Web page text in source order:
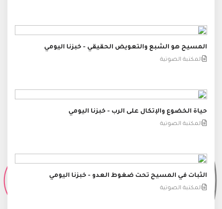
المسيح هو الشبع والتعويض الحقيقي - خبزنا اليومي
المكتبة الصوتية
حياة الخضوع والإتكال على الرب - خبزنا اليومي
المكتبة الصوتية
الثبات في المسيح تحت ضغوط العدو - خبزنا اليومي
المكتبة الصوتية